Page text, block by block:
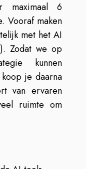
maximaal 6
Vooraf maken
met het AI
Zodat we op
kunnen
je daarna
van ervaren
ruimte om